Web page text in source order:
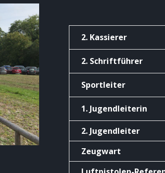
2. Kassierer
2. Schriftführer
Sportleiter
1. Jugendleiterin
2. Jugendleiter
Zeugwart